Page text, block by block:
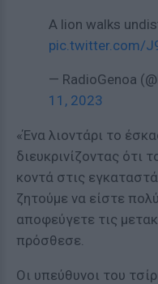
A lion walks
pic.twitter.com/
— RadioGenoa
11, 2023
«Ένα λιοντάρι το
διευκρινίζοντας ότι
κοντά στις
ζητούμε να είστε
αποφεύγετε τις
πρόσθεσε.
Οι υπεύθυνοι του